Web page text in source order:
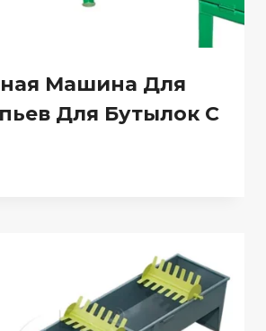
Машина Для
Для Бутылок С